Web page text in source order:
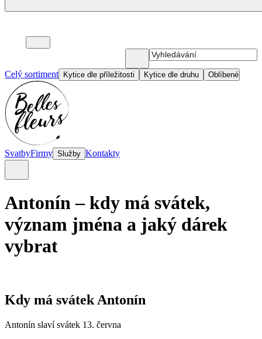
Celý sortiment Kytice dle příležitosti Kytice dle druhu Oblíbené
SvatbyFirmy Služby Kontakty
Antonín – kdy má svátek,
význam jména a jaký dárek
vybrat
Kdy má svátek Antonín
Antonín slaví svátek 13. června